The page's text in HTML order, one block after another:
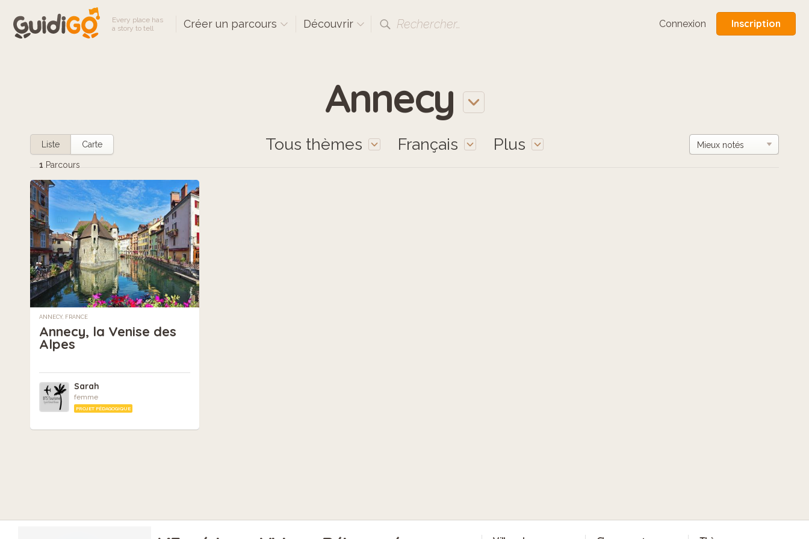
Every place has
a story to tell
Créer un parcours Découvrir Rechercher… Connexion Inscription
Annecy
Tous thèmes Français Plus
Liste Carte
1 Parcours
ANNECY, FRANCE
Annecy, la Venise des
Alpes
Sarah
femme
PROJET PÉDAGOGIQUE